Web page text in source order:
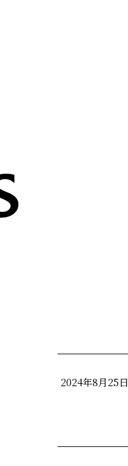
2024年8月25日